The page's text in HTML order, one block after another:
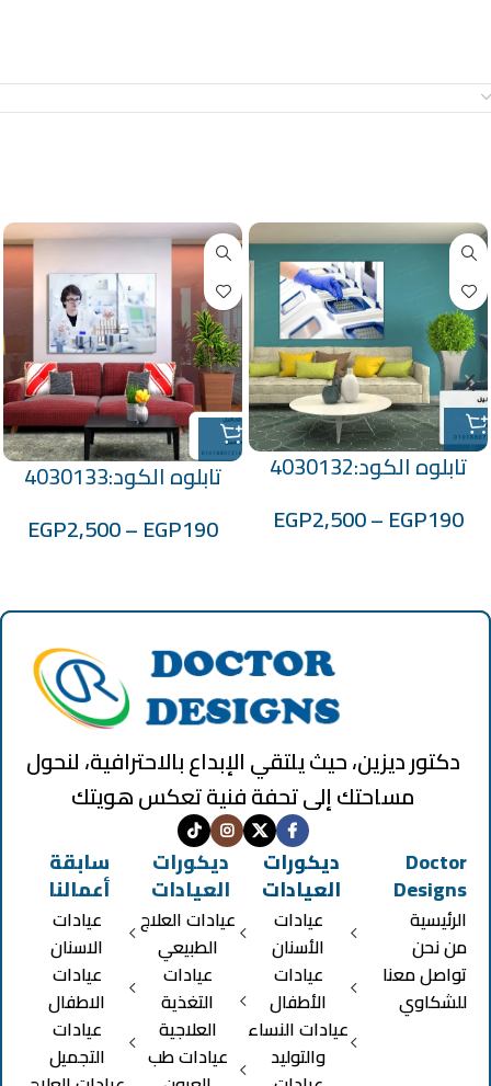
تابلوه الكود:4030132
EGP190
–
EGP2,500
تابلوه الكود:4030133
EGP190
–
EGP2,500
دكتور ديزين، حيث يلتقي الإبداع بالاحترافية، لنحول
مساحتك إلى تحفة فنية تعكس هويتك
Doctor
Designs
الرئيسية
من نحن
تواصل معنا
للشكاوي
ديكورات
العيادات
عيادات
الأسنان
عيادات
الأطفال
عيادات النساء
والتوليد
ديكورات
العيادات
عيادات العلاج
الطبيعي
عيادات
التغذية
العلاجية
عيادات طب
سابقة
أعمالنا
عيادات
الاسنان
عيادات
الاطفال
عيادات
التجميل